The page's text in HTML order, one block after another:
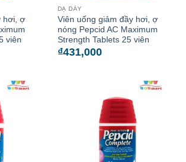
hơi, ợ
viên
DẠ DÀY
Viên uống giảm đầy hơi, ợ
nóng Pepcid AC Maximum
Strength Tablets 25 viên
₫431,000